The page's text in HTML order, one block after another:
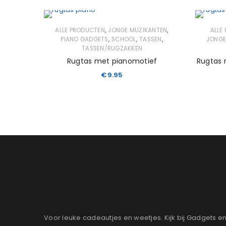
ALLE PRODUCTEN, JONGE MUZIKANTEN,
PIANO GADGETS, SCHOOL, TASSEN,
TASSEN/RUGZAKKEN
Rugtas met pianomotief
€9.95
ALLE
Rugtas
Voor leuke cadeautjes en weetjes. Kijk bij Gadgets en